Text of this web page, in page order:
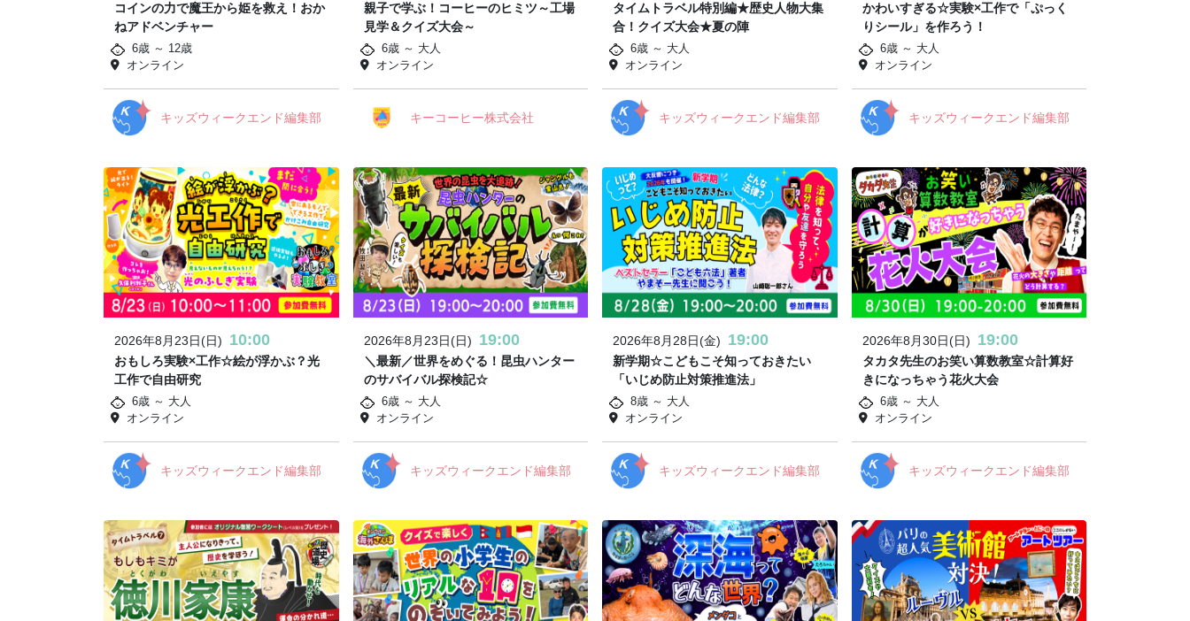
コインの力で魔王から姫を救え！おか
ねアドベンチャー
6歳 ～ 12歳
オンライン
キッズウィークエンド編集部
親子で学ぶ！コーヒーのヒミツ～工場
見学＆クイズ大会～
6歳 ～ 大人
オンライン
キーコーヒー株式会社
タイムトラベル特別編★歴史人物大集
合！クイズ大会★夏の陣
6歳 ～ 大人
オンライン
キッズウィークエンド編集部
かわいすぎる☆実験×工作で「ぷっく
りシール」を作ろう！
6歳 ～ 大人
オンライン
キッズウィークエンド編集部
2026年8月23日(日) 10:00
おもしろ実験×工作☆絵が浮かぶ？光
工作で自由研究
6歳 ～ 大人
オンライン
キッズウィークエンド編集部
2026年8月23日(日) 19:00
＼最新／世界をめぐる！昆虫ハンター
のサバイバル探検記☆
6歳 ～ 大人
オンライン
キッズウィークエンド編集部
2026年8月28日(金) 19:00
新学期☆こどもこそ知っておきたい
「いじめ防止対策推進法」
8歳 ～ 大人
オンライン
キッズウィークエンド編集部
2026年8月30日(日) 19:00
タカタ先生のお笑い算数教室☆計算好
きになっちゃう花火大会
6歳 ～ 大人
オンライン
キッズウィークエンド編集部